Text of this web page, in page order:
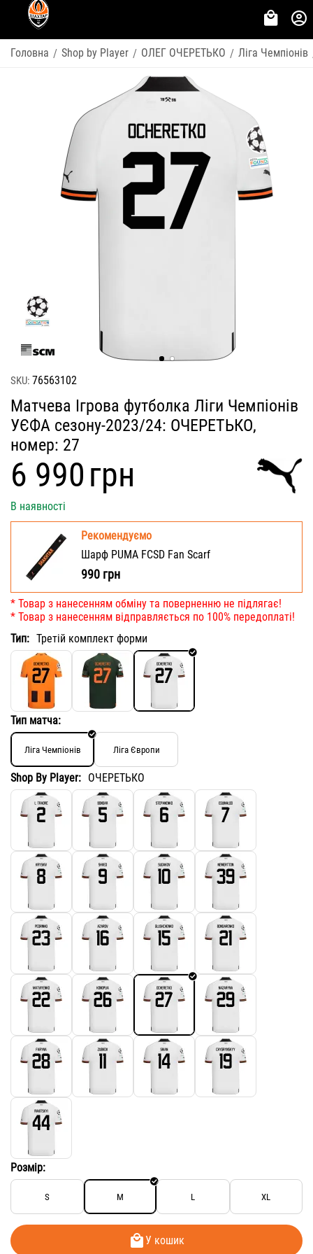
Головна / Shop by Player / ОЛЕГ ОЧЕРЕТЬКО / Ліга Чемпіонів
SKU: 76563102
Матчева Ігрова футболка Ліги Чемпіонів
УЄФА сезону-2023/24: ОЧЕРЕТЬКО,
номер: 27
‍6 990‍грн
В наявності
Рекомендуємо
Шарф PUMA FCSD Fan Scarf
990 грн
* Товар з нанесенням обміну та поверненню не підлягає!
* Товар з нанесенням відправляється по 100% передоплаті!
Тип: Третій комплект форми
Тип матча:
Ліга Чемпіонів Ліга Європи
Shop By Player: ОЧЕРЕТЬКО
Розмір:
S M L XL
У кошик